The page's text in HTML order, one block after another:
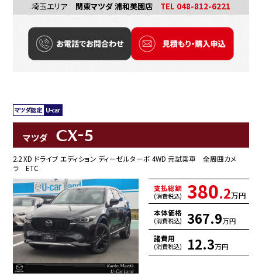
埼玉エリア 関東マツダ 浦和美園店 TEL 048-812-6221
マツダ CX-5
2.2 XD ドライブ エディション ディーゼルターボ 4WD 元試乗車 全周囲カメ
ラ ETC
支払総額
(消費税込) 380.2万円
本体価格
(消費税込) 367.9万円
諸費用
(消費税込) 12.3万円